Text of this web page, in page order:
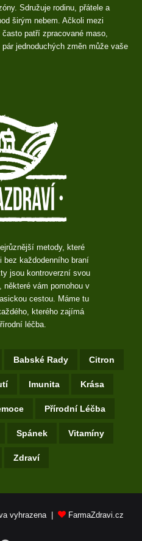
Sdružuje rodinu, přátele a
širým nebem. Ačkoli mezi
patří zpracované maso,
jednoduchých změn může vaše
metody, které
každodenního braní
jsou kontroverzní svou
vám pomohou v
cestou. Máme tu
kterého zajímá
léčba.
Babské Rady Citron
Imunita Krása
Přírodní Léčba
Spánek Vitamíny
Zdraví
vyhrazena | FarmaZdravi.cz